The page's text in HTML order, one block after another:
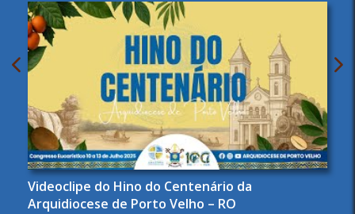
Videoclipe do Hino do Centenário da
Arquidiocese de Porto Velho – RO